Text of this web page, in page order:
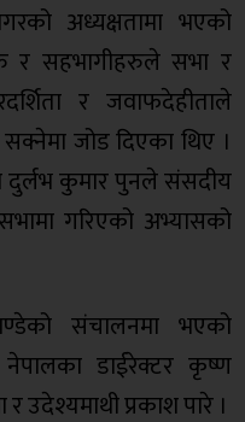
अध्यक्षतामा भएको
र सहभागीहरुले सभा र
र जवाफदेहीताले
जोड दिएका थिए ।
दुर्लभ कुमार पुनले संसदीय
गरिएको अभ्यासको
संचालनमा भएको
नेपालका डाईरेक्टर कृष्ण
उदेश्यमाथी प्रकाश पारे ।